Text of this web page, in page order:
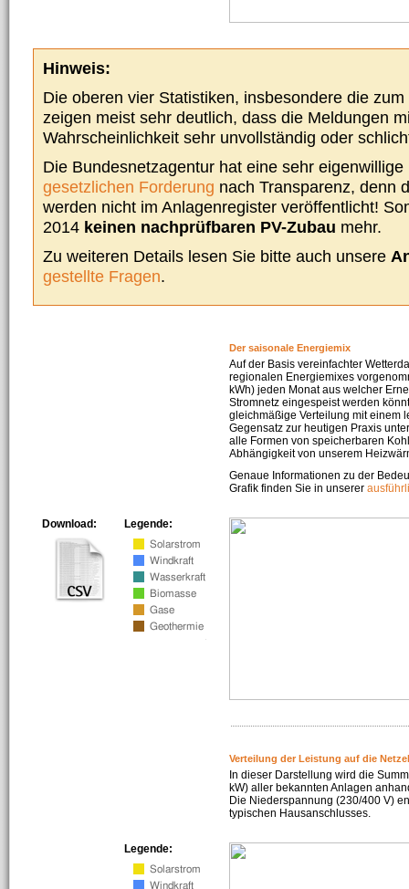
Hinweis:
Die oberen vier Statistiken, insbesondere die
zeigen meist sehr deutlich, dass die Meldungen
Wahrscheinlichkeit sehr unvollständig oder
Die Bundesnetzagentur hat eine sehr
gesetzlichen Forderung nach Transparenz, denn
werden nicht im Anlagenregister veröffentlicht!
2014 keinen nachprüfbaren PV-Zubau mehr.
Zu weiteren Details lesen Sie bitte auch unsere
gestellte Fragen.
Der saisonale Energiemix
Auf der Basis vereinfachter
regionalen Energiemixes
kWh) jeden Monat aus welcher
Stromnetz eingespeist werden
gleichmäßige Verteilung mit einem
Gegensatz zur heutigen Praxis
alle Formen von speicherbaren
Abhängigkeit von unserem
Genaue Informationen zu der
Grafik finden Sie in unserer
Legende:
Download:
Verteilung der Leistung auf die
In dieser Darstellung wird die
kW) aller bekannten Anlagen
Die Niederspannung (230/400 V)
typischen Hausanschlusses.
Legende: